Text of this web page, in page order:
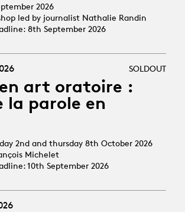
2026
led by journalist Nathalie Randin
8th September 2026
SOLDOUT
art oratoire :
la parole en
2nd and thursday 8th October 2026
Michelet
10th September 2026